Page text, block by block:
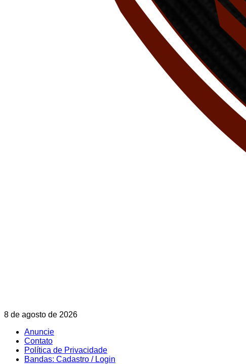
Skip
content
8 de agosto de 2026
Anuncie
Contato
Política de Privacidade
Bandas: Cadastro / Login